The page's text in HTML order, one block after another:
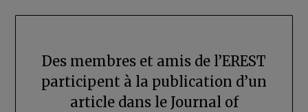
Des membres et amis de l’EREST
participent à la publication d’un
article dans le Journal of